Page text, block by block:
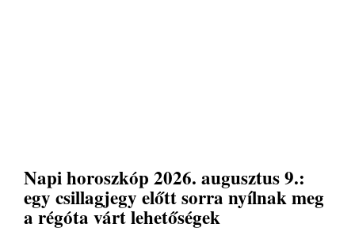
Napi horoszkóp 2026. augusztus 9.:
egy csillagjegy előtt sorra nyílnak meg
a régóta várt lehetőségek